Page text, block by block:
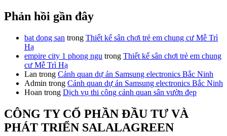
Phản hồi gần đây
bat dong san trong Thiết kế sân chơi trẻ em chung cư Mễ Trì
Hạ
empire city 1 phong ngu trong Thiết kế sân chơi trẻ em chung
cư Mễ Trì Hạ
Lan trong Cảnh quan dự án Samsung electronics Bắc Ninh
Admin trong Cảnh quan dự án Samsung electronics Bắc Ninh
Hoan trong Dịch vụ thi công cảnh quan sân vườn đẹp
CÔNG TY CỔ PHẦN ĐẦU TƯ VÀ
PHÁT TRIỂN SALALAGREEN